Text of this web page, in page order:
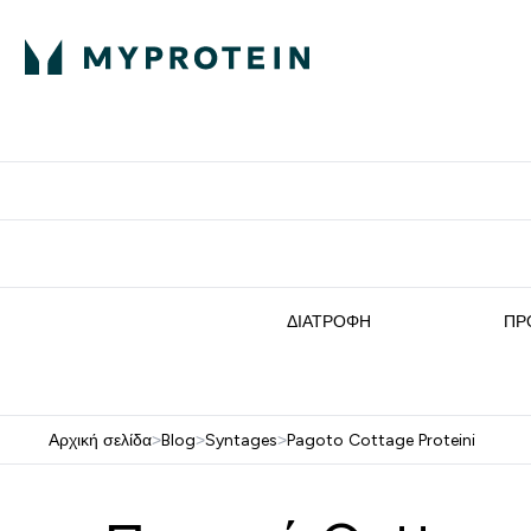
ΔΙΑΤΡΟΦΉ
Αρχική σελίδα>Blog>Syntages>Pagoto Cottage Proteini